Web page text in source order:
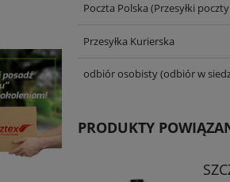
Poczta Polska (Przesyłki
Przesyłka Kurierska
odbiór osobisty(odbiór w
PRODUKTY